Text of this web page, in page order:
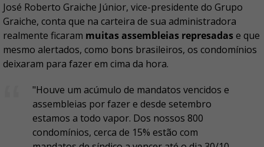
José Roberto Graiche Júnior, vice-presidente do Grupo
Graiche, conta que na carteira de sua administradora
realmente ficaram muitas assembleias represadase que
mesmo alertados, como bons brasileiros, os condomínios
deixaram para fazer em cima da hora.
"Houve um acúmulo de mandatos vencidos e
assembleias por fazer e desde setembro
estamos a todo vapor. Dos nossos 800
condomínios, cerca de 15% estão com